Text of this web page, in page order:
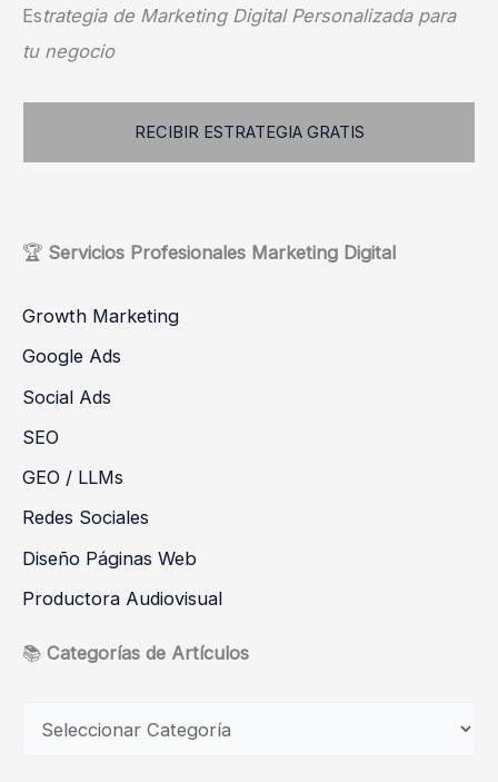
Estrategia de Marketing Digital Personalizada para
tu negocio
RECIBIR ESTRATEGIA GRATIS
🏆 Servicios Profesionales Marketing Digital
Growth Marketing
Google Ads
Social Ads
SEO
GEO / LLMs
Redes Sociales
Diseño Páginas Web
Productora Audiovisual
📚 Categorías de Artículos